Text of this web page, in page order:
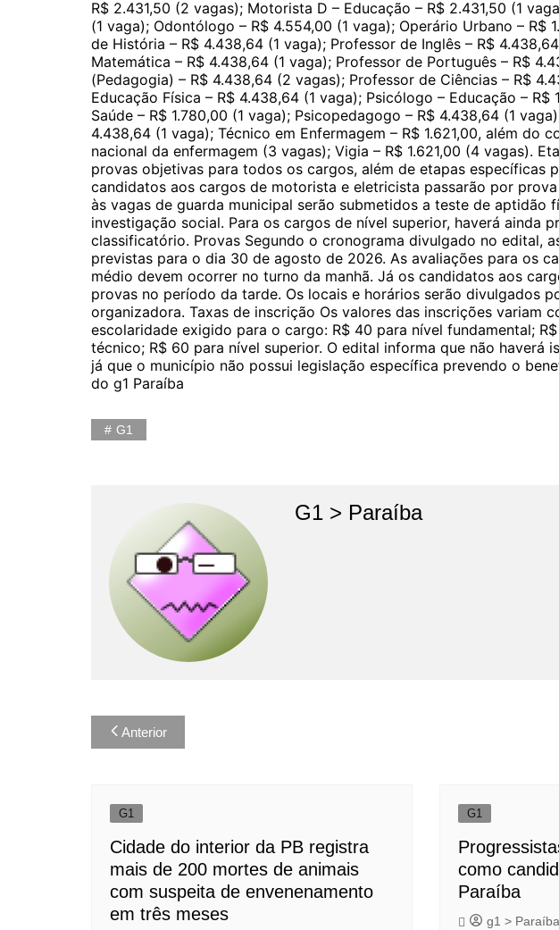
R$ 2.431,50 (2 vagas); Motorista D – Educação – R$ 2.431,50 (1
(1 vaga); Odontólogo – R$ 4.554,00 (1 vaga); Operário Urbano – R$
de História – R$ 4.438,64 (1 vaga); Professor de Inglês – R$
Matemática – R$ 4.438,64 (1 vaga); Professor de Português – R$
(Pedagogia) – R$ 4.438,64 (2 vagas); Professor de Ciências – R$
Educação Física – R$ 4.438,64 (1 vaga); Psicólogo – Educação – R$
Saúde – R$ 1.780,00 (1 vaga); Psicopedagogo – R$ 4.438,64 (1
4.438,64 (1 vaga); Técnico em Enfermagem – R$ 1.621,00, além do
nacional da enfermagem (3 vagas); Vigia – R$ 1.621,00 (4 vagas).
provas objetivas para todos os cargos, além de etapas específicas
candidatos aos cargos de motorista e eletricista passarão por
às vagas de guarda municipal serão submetidos a teste de aptidão
investigação social. Para os cargos de nível superior, haverá ainda
classificatório. Provas Segundo o cronograma divulgado no edital,
previstas para o dia 30 de agosto de 2026. As avaliações para os
médio devem ocorrer no turno da manhã. Já os candidatos aos
provas no período da tarde. Os locais e horários serão divulgados
organizadora. Taxas de inscrição Os valores das inscrições variam
escolaridade exigido para o cargo: R$ 40 para nível fundamental;
técnico; R$ 60 para nível superior. O edital informa que não haverá
já que o município não possui legislação específica prevendo o
do g1 Paraíba
G1
G1 > Paraíba
Navegação
de
Anterior
G1
Cidade do interior da PB registra
mais de 200 mortes de animais
com suspeita de envenenamento
em três meses
G1
como
Paraíba
g1 > Paraíba